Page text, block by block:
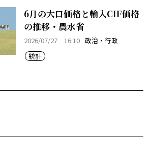
6月の大口価格と輸入CIF価格
の推移・農水省
2026/07/27 16:10 政治・行政
統計